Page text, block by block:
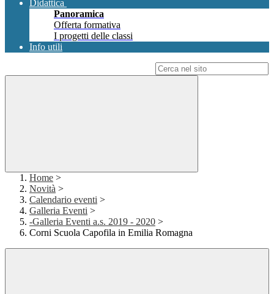
Didattica
Panoramica
Offerta formativa
I progetti delle classi
Info utili
Home >
Novità >
Calendario eventi >
Galleria Eventi >
-Galleria Eventi a.s. 2019 - 2020 >
Corni Scuola Capofila in Emilia Romagna